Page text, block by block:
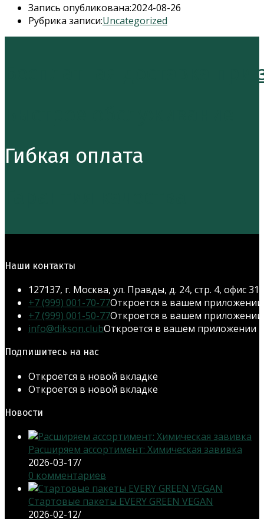
Запись опубликована:2024-08-26
Рубрика записи:Uncategorized
Бесплатная доставка при
Гибкая оплата
Наши контакты
127137, г. Москва, ул. Правды, д. 24, стр. 4, офис 317
+7 (999) 001-70-77Откроется в вашем приложении
+7 (999) 001-50-77Откроется в вашем приложении
info@dikson.clubОткроется в вашем приложении
Подпишитесь на нас
Откроется в новой вкладке
Откроется в новой вкладке
Новости
Расширяем ассортимент: Химическая завивка
2026-03-17/
0 комментариев
Стартовые пакеты EVERY GREEN VEGAN
2026-02-12/